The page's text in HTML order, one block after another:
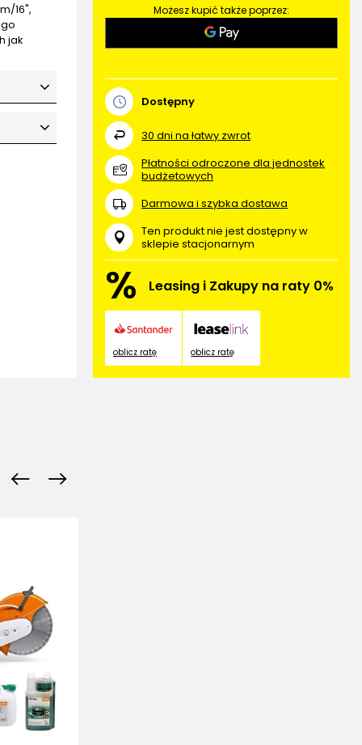
16",
jak
Możesz kupić także poprzez:
Dostępny
30 dni na łatwy zwrot
Płatności odroczone dla jednostek
budżetowych
Darmowa i szybka dostawa
Ten produkt nie jest dostępny w
sklepie stacjonarnym
% Leasing i Zakupy na raty 0%
oblicz ratę oblicz ratę